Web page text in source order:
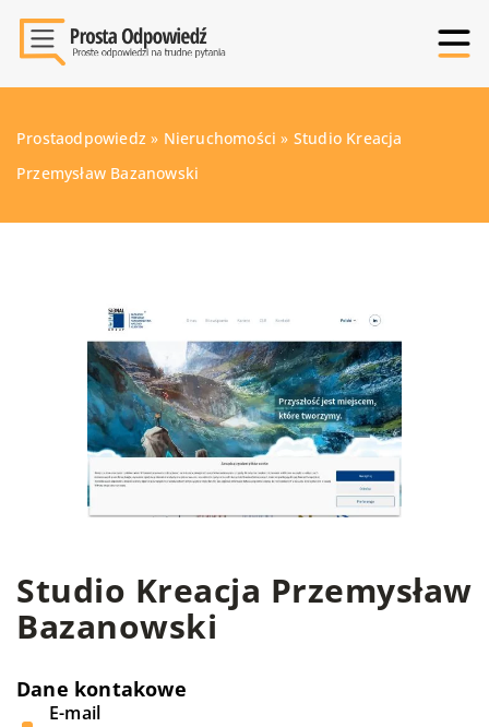
Prostaodpowiedz » Nieruchomości » Studio Kreacja
Przemysław Bazanowski
Studio Kreacja Przemysław
Bazanowski
Dane kontakowe
E-mail